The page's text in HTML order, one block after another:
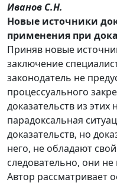
Иванов С.Н.
Новые источники
применения при
Приняв новые
заключение
законодатель не
процессуального
доказательств из
парадоксальная
доказательств, но
него, не обладают
следовательно, они
Автор рассматривает